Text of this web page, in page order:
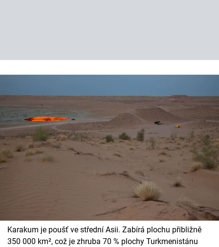
Karakum je poušť ve střední Asii. Zabírá plochu přibližně
350 000 km², což je zhruba 70 % plochy Turkmenistánu